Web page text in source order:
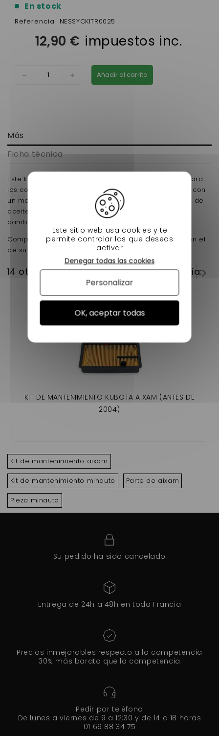
En stock
Referencia NESSYCKITR0025
12,90 € impuestos inc.
Añadir al carrito
Más
Ficha técnica
Este kit de mantenimiento se compone de 3 filtros para
los coches sin licencia después de 2004 equipados con
un motor kubota Z402 y Z482, este kit incluye un filtro de
aceite, filtro de aire, filtro de gasoil para su próximo
cambio de aceite o revisión.
Compruebe que el filtro de combustible coincide con el
de su vehículo.
14 otros productos en la misma categoría:
KIT DE MANTENIMIENTO KUBOTA AIXAM (ANTES DE
2004)
Kit de mantenimiento aixam
Kit de mantenimiento minauto Parte de aixam
Pieza minauto
Su pedido ha sido cancelado
Entrega de 24h a 48h en toda Francia
Precios inmejorables respecto a la competencia
30% más barato que la competencia
Pedir por teléfono
De lunes a viernes de 9 a 12:30 y de 14 a 18 horas
01 69 88 34 75
Este sitio web usa cookies y te
permite controlar las que deseas
activar
OK, aceptar todas
Denegar todas las cookies
Personalizar